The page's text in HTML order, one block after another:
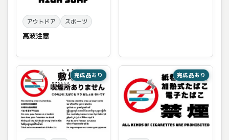
アウトドア スポーツ
高波注意
完成品あり 完成品あり